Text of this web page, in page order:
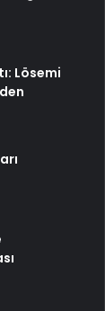
Lösemi